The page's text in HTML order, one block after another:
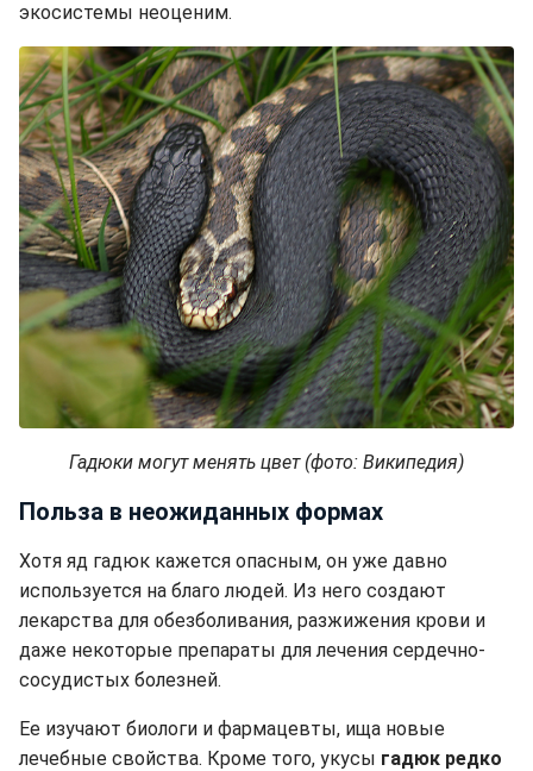
экосистемы неоценим.
Гадюки могут менять цвет (фото: Википедия)
Польза в неожиданных формах
Хотя яд гадюк кажется опасным, он уже давно
используется на благо людей. Из него создают
лекарства для обезболивания, разжижения крови и
даже некоторые препараты для лечения сердечно-
сосудистых болезней.
Ее изучают биологи и фармацевты, ища новые
лечебные свойства. Кроме того, укусы гадюк редко